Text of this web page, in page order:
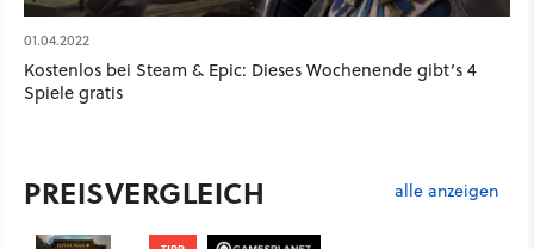
01.04.2022
Kostenlos bei Steam & Epic: Dieses Wochenende gibt’s 4
Spiele gratis
PREISVERGLEICH alle anzeigen